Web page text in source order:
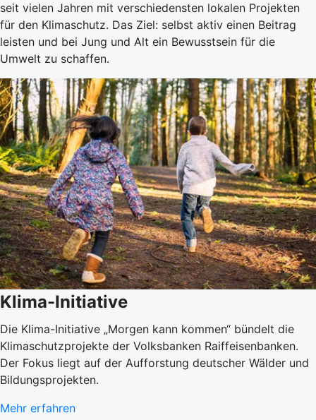
seit vielen Jahren mit verschiedensten lokalen Projekten
für den Klimaschutz. Das Ziel: selbst aktiv einen Beitrag
leisten und bei Jung und Alt ein Bewusstsein für die
Umwelt zu schaffen.
Klima-Initiative
Die Klima-Initiative „Morgen kann kommen“ bündelt die
Klimaschutzprojekte der Volksbanken Raiffeisenbanken.
Der Fokus liegt auf der Aufforstung deutscher Wälder und
Bildungsprojekten.
Mehr erfahren